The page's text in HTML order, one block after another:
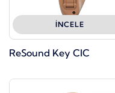
İNCELE
ReSound Key CIC